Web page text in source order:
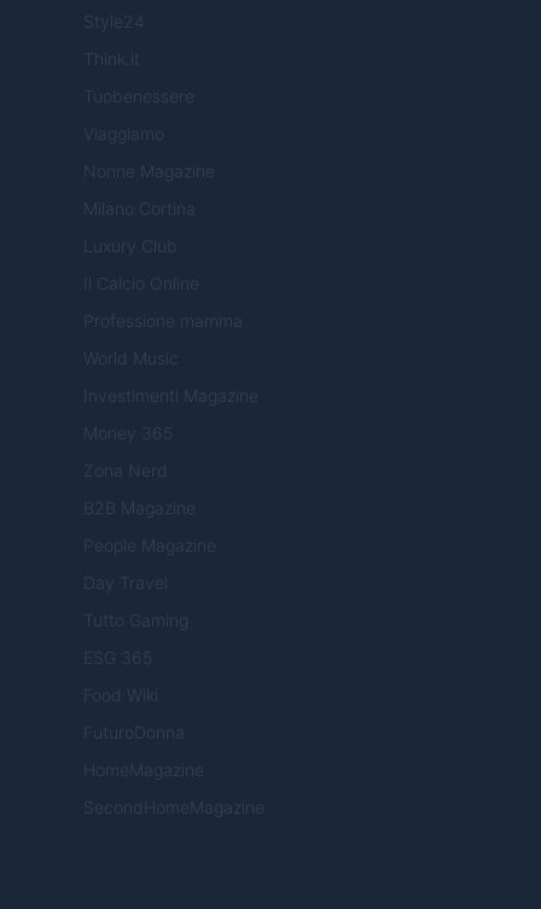
Style24
Think.it
Tuobenessere
Viaggiamo
Nonne Magazine
Milano Cortina
Luxury Club
Il Calcio Online
Professione mamma
World Music
Investimenti Magazine
Money 365
Zona Nerd
B2B Magazine
People Magazine
Day Travel
Tutto Gaming
ESG 365
Food Wiki
FuturoDonna
HomeMagazine
SecondHomeMagazine